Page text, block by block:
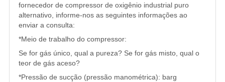
fornecedor de compressor de oxigênio industrial puro
alternativo, informe-nos as seguintes informações ao
enviar a consulta:
*Meio de trabalho do compressor:
Se for gás único, qual a pureza? Se for gás misto, qual o
teor de gás aceso?
*Pressão de sucção (pressão manométrica): barg